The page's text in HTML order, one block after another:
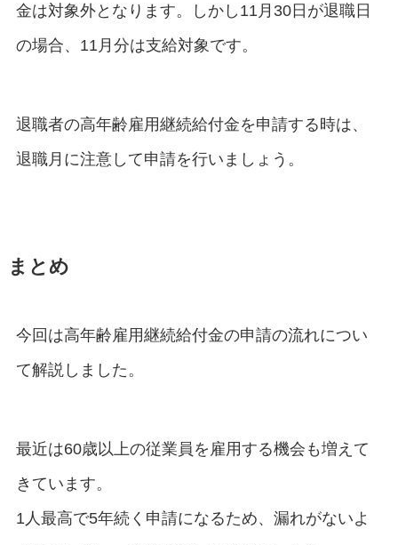
金は対象外となります。しかし11月30日が退職日
の場合、11月分は支給対象です。
退職者の高年齢雇用継続給付金を申請する時は、
退職月に注意して申請を行いましょう。
まとめ
今回は高年齢雇用継続給付金の申請の流れについ
て解説しました。
最近は60歳以上の従業員を雇用する機会も増えて
きています。
1人最高で5年続く申請になるため、漏れがないよ